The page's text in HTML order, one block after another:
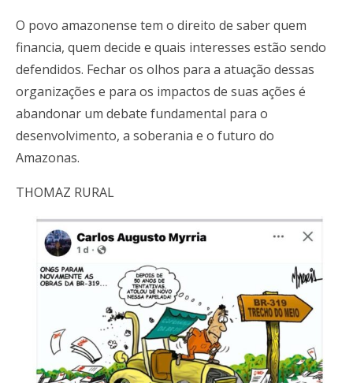
O povo amazonense tem o direito de saber quem
financia, quem decide e quais interesses estão sendo
defendidos. Fechar os olhos para a atuação dessas
organizações e para os impactos de suas ações é
abandonar um debate fundamental para o
desenvolvimento, a soberania e o futuro do
Amazonas.
THOMAZ RURAL